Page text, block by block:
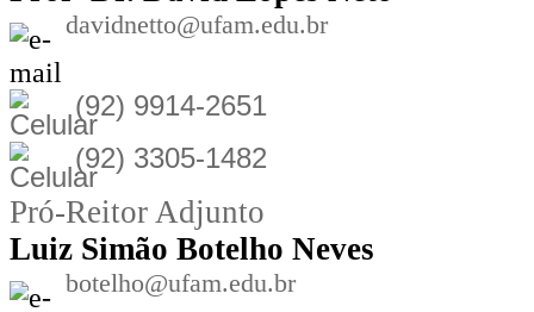
davidnetto@ufam.edu.br
(92) 9914-2651
(92) 3305-1482
Pró-Reitor Adjunto
Luiz Simão Botelho Neves
botelho@ufam.edu.br